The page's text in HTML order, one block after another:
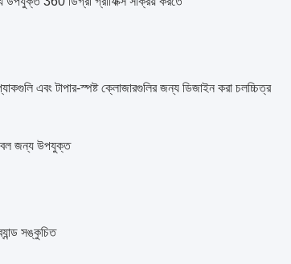
এবং টাপার-স্পষ্ট ক্লোজারগুলির জন্য ডিজাইন করা চলচ্চিত্র
জন্য উপযুক্ত
সঙ্কুচিত